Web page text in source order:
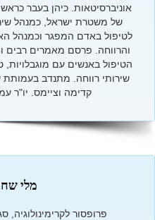
אוניברסיטאות. כיהן בעבר
של משטרת ישראל, כמנהל
לטיפול באדם המפגר וכמנהל
והרווחה. פרסם מאמרים רבים
הטיפול באנשים עם מוגבלויות,
שירותי רווחה. מתנדב
קדימה וציימס. יו"ר
מלי
פרופסור